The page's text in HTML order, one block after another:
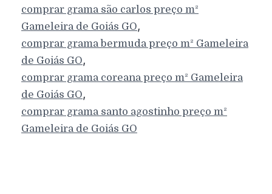
comprar grama são carlos preço m²
Gameleira de Goiás GO,
comprar grama bermuda preço m² Gameleira
de Goiás GO,
comprar grama coreana preço m² Gameleira
de Goiás GO,
comprar grama santo agostinho preço m²
Gameleira de Goiás GO